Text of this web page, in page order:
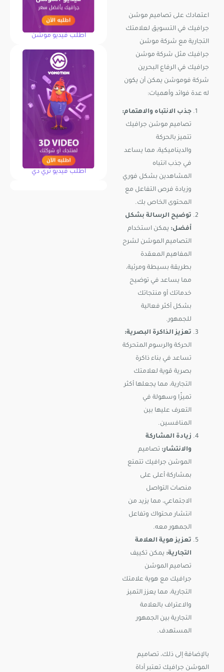
اعتمادك على تصاميم موشن
جرافيك في التسويق لعلامتك
التجارية مع شركة موشن
جرافيك مثل شركة موشن
جرافيك في الرفاع البحرين
شركة فوموشن يمكن أن يكون
له عدة فوائد وأهميات:
جذب الانتباه والاهتمام:
تصاميم موشن جرافيك
تتميز بالحركة
والديناميكية، مما يساعد
في جذب انتباه
المشاهدين بشكل فوري
وزيادة فرص التفاعل مع
المحتوى الخاص بك.
توضيح الرسالة بشكل
أفضل: يمكن استخدام
التصاميم الموشن لشرح
المفاهيم المعقدة
بطريقة بسيطة ومرئية،
مما يساعد في توضيح
خدماتك أو منتجاتك
بشكل أكثر فعالية
للجمهور.
تعزيز الذاكرة البصرية:
الحركة والرسوم المتحركة
تساعد في بناء ذاكرة
بصرية قوية لعلامتك
التجارية، مما يجعلها أكثر
تميزًا وسهولة في
التعرف عليها بين
المنافسين.
زيادة المشاركة
والانتشار: تصاميم
الموشن جرافيك تتمتع
بمشاركة أعلى على
منصات التواصل
الاجتماعي، مما يزيد من
انتشار محتواك وتفاعل
الجمهور معه.
تعزيز هوية العلامة
التجارية: يمكن تكييف
تصاميم الموشن
جرافيك مع هوية علامتك
التجارية، مما يعزز التميز
والاعتراف بالعلامة
التجارية بين الجمهور
المستهدف.
بالإضافة إلى ذلك، تصاميم
الموشن جرافيك تعتبر أداة
اطلب فيديو موشن
اطلب فيديو ثري دي